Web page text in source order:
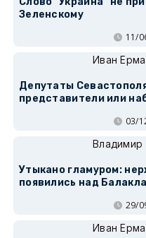
Зеленскому
11/
Иван
Депутаты
представители или
03/
Владимир
Утыкано гламуром:
появились над
29/
Иван